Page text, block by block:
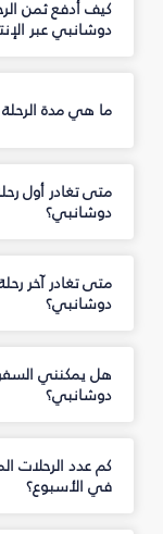
كيف أدفع ثمن
دوشانبي عبر
ما هي مدة
متى تغادر أول
دوشانبي؟
متى تغادر آخر
دوشانبي؟
هل يمكنني
دوشانبي؟
كم عدد الرحلات
في الأسبوع؟